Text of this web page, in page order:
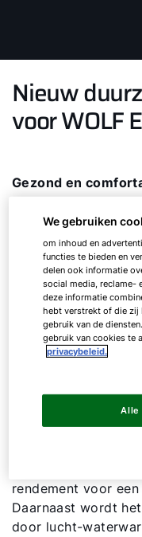
Nieuw
voor WOLF
Gezond en
thema’s een
energieneutraliteit
geweest. Daarvoor
maatregelen
met het
met label A als
onderliggende
van zonwering om
een optimaal
energielabel A+
een zo hoog
rendement voor
Daarnaast wordt
door lucht-
Hoe kunnen wij u
We gebruiken
om inhoud en
functies te bieden en
delen ook informatie
social media, reclame-
deze informatie
hebt verstrekt of die zij
gebruik van de
gebruik van cookies te
privacybeleid.
Alle